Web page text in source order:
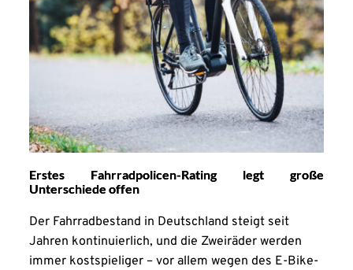
Erstes Fahrradpolicen-Rating legt große
Unterschiede offen
Der Fahrradbestand in Deutschland steigt seit
Jahren kontinuierlich, und die Zweiräder werden
immer kostspieliger – vor allem wegen des E-Bike-